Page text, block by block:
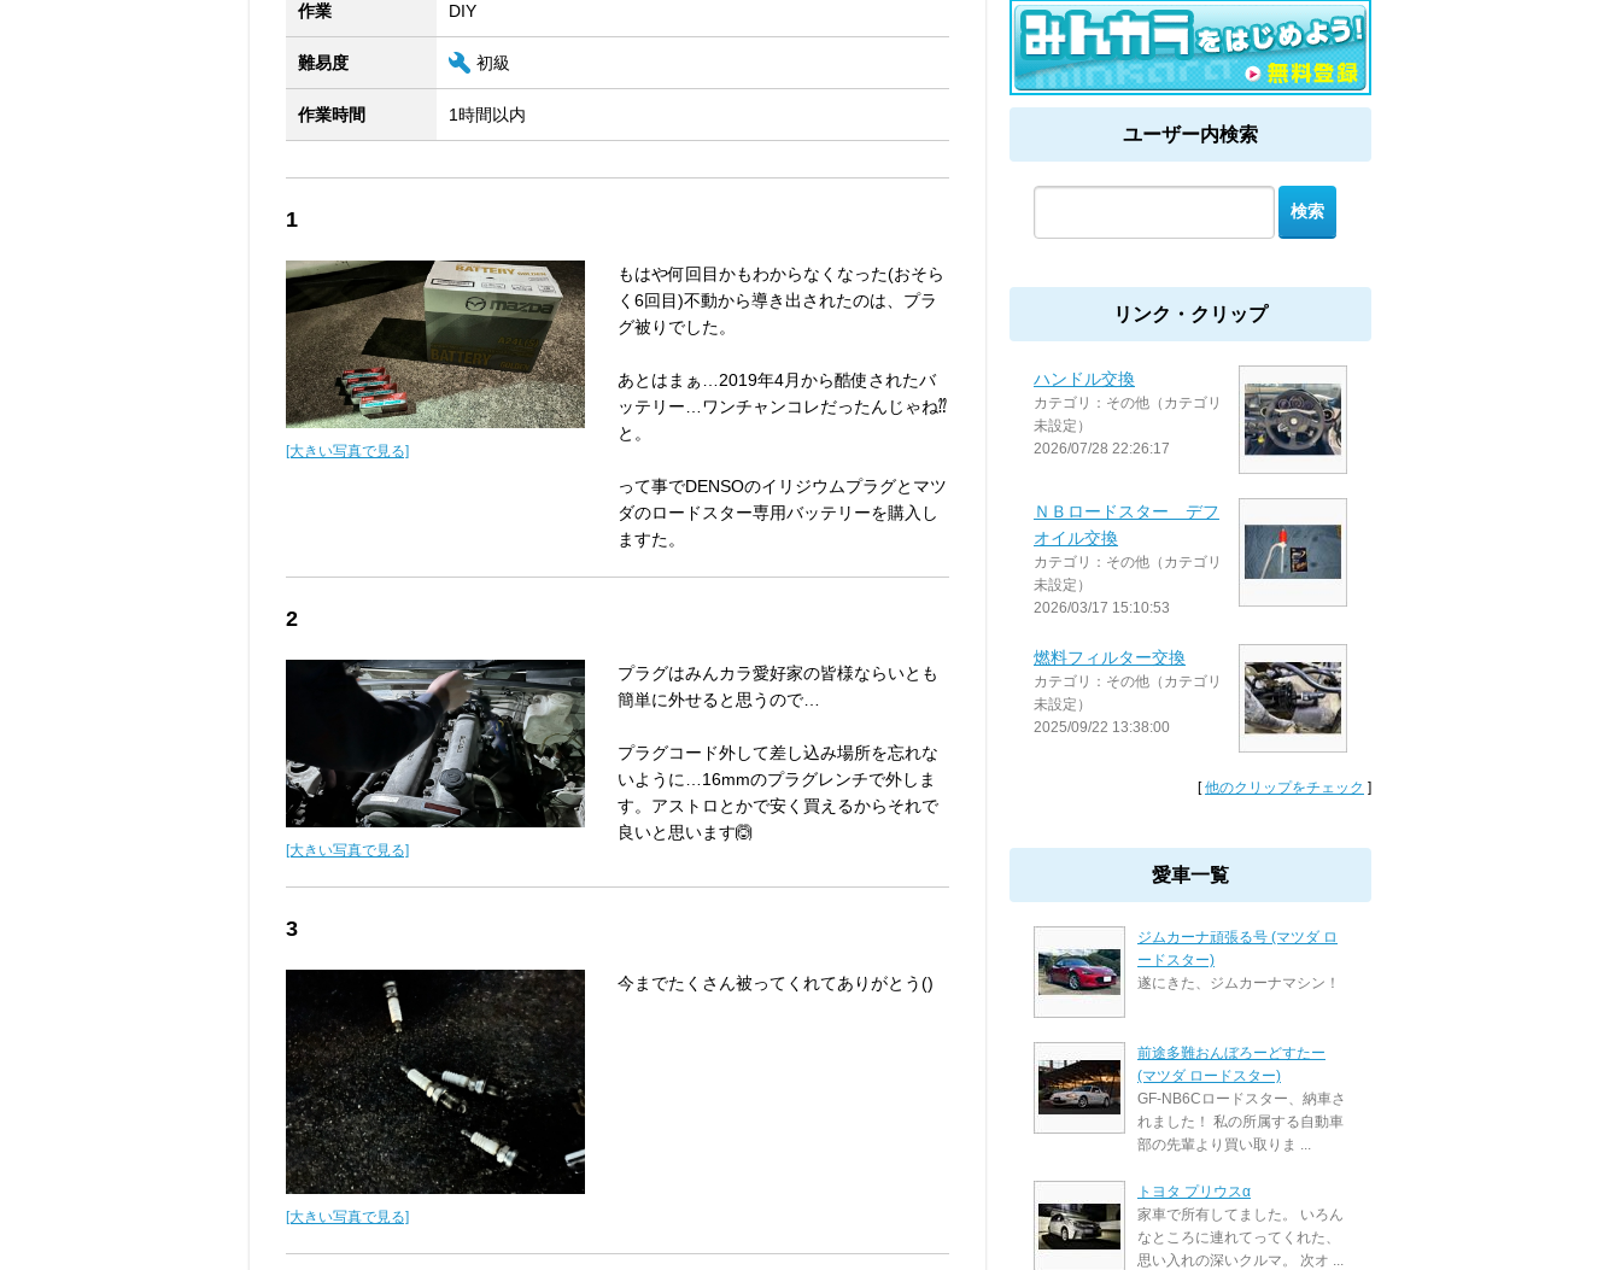
作業 DIY
難易度 初級
作業時間 1時間以内
1
[大きい写真で見る]
もはや何回目かもわからなくなった(おそら
く6回目)不動から導き出されたのは、プラ
グ被りでした。
あとはまぁ…2019年4月から酷使されたバ
ッテリー…ワンチャンコレだったんじゃね⁇
と。
って事でDENSOのイリジウムプラグとマツ
ダのロードスター専用バッテリーを購入し
ますた。
2
[大きい写真で見る]
プラグはみんカラ愛好家の皆様ならいとも
簡単に外せると思うので…
プラグコード外して差し込み場所を忘れな
いように…16mmのプラグレンチで外しま
す。アストロとかで安く買えるからそれで
良いと思います🙆
3
[大きい写真で見る]
今までたくさん被ってくれてありがとう()
ユーザー内検索
リンク・クリップ
ハンドル交換
カテゴリ：その他（カテゴリ
未設定）
2026/07/28 22:26:17
ＮＢロードスター デフ
オイル交換
カテゴリ：その他（カテゴリ
未設定）
2026/03/17 15:10:53
燃料フィルター交換
カテゴリ：その他（カテゴリ
未設定）
2025/09/22 13:38:00
[他のクリップをチェック ]
愛車一覧
ジムカーナ頑張る号 (マツダ ロ
ードスター)
遂にきた、ジムカーナマシン！
前途多難おんぼろーどすたー
(マツダ ロードスター)
GF-NB6Cロードスター、納車さ
れました！ 私の所属する自動車
部の先輩より買い取りま ...
トヨタ プリウスα
家車で所有してました。 いろん
なところに連れてってくれた、
思い入れの深いクルマ。 次オ ...